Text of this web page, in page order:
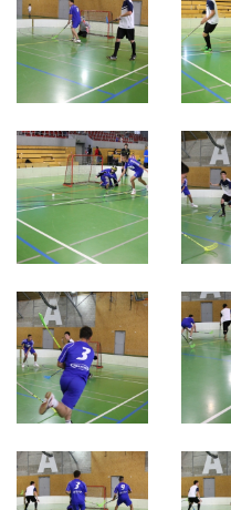
2022
2021
2020
2019
2018
2017
2015
2014
2013